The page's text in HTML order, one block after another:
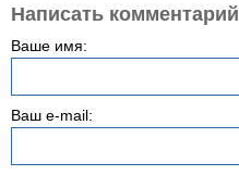
Написать комментарий
Ваше имя:
Ваш e-mail: